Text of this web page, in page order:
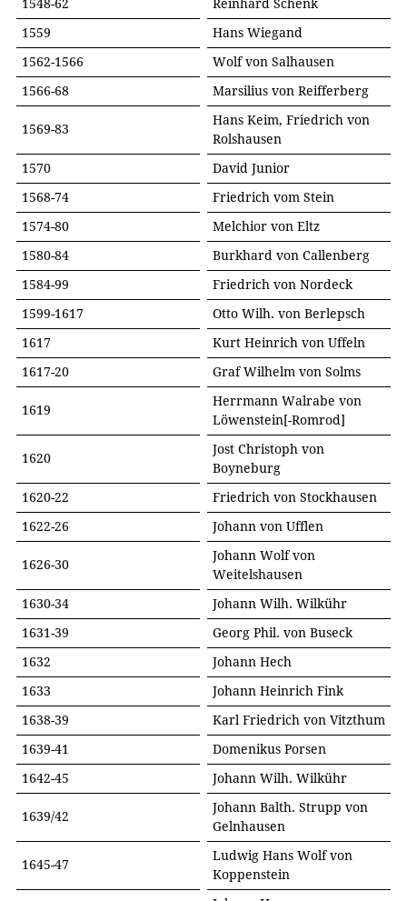
1548-62
Reinhard Schenk
1559
Hans Wiegand
1562-1566
Wolf von Salhausen
1566-68
Marsilius von Reifferberg
1569-83
Hans Keim, Friedrich von
Rolshausen
1570
David Junior
1568-74
Friedrich vom Stein
1574-80
Melchior von Eltz
1580-84
Burkhard von Callenberg
1584-99
Friedrich von Nordeck
1599-1617
Otto Wilh. von Berlepsch
1617
Kurt Heinrich von Uffeln
1617-20
Graf Wilhelm von Solms
1619
Herrmann Walrabe von
Löwenstein[-Romrod]
1620
Jost Christoph von
Boyneburg
1620-22
Friedrich von Stockhausen
1622-26
Johann von Ufflen
1626-30
Johann Wolf von
Weitelshausen
1630-34
Johann Wilh. Wilkühr
1631-39
Georg Phil. von Buseck
1632
Johann Hech
1633
Johann Heinrich Fink
1638-39
Karl Friedrich von Vitzthum
1639-41
Domenikus Porsen
1642-45
Johann Wilh. Wilkühr
1639/42
Johann Balth. Strupp von
Gelnhausen
1645-47
Ludwig Hans Wolf von
Koppenstein